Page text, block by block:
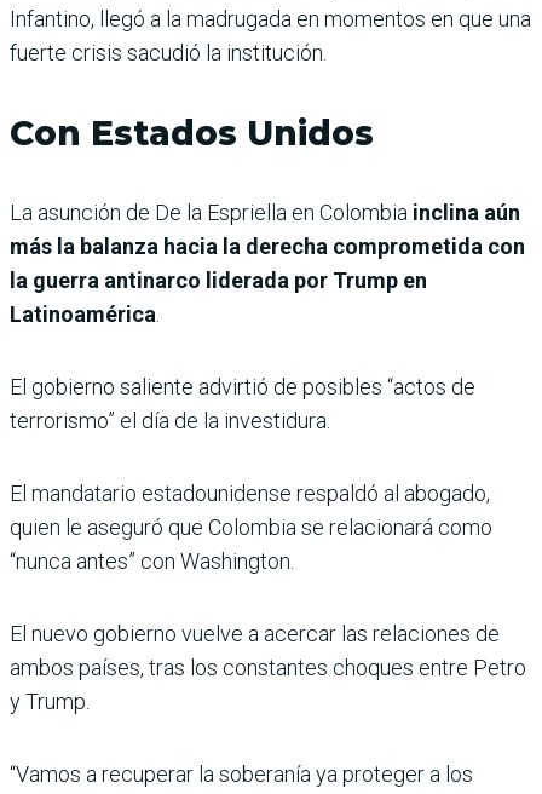
Infantino, llegó a la madrugada en momentos en que una
fuerte crisis sacudió la institución.
Con Estados Unidos
La asunción de De la Espriella en Colombia inclina aún
más la balanza hacia la derecha comprometida con
la guerra antinarco liderada por Trump en
Latinoamérica
El gobierno saliente advirtió de posibles “actos de
terrorismo” el día de la investidura.
El mandatario estadounidense respaldó al abogado,
quien le aseguró que Colombia se relacionará como
“nunca antes” con Washington.
El nuevo gobierno vuelve a acercar las relaciones de
ambos países, tras los constantes choques entre Petro
y Trump.
“Vamos a recuperar la soberanía ya proteger a los